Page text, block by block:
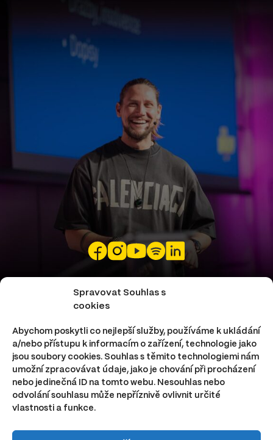
Spravovat Souhlas s
cookies
Abychom poskytli co nejlepší služby, používáme k ukládání
a/nebo přístupu k informacím o zařízení, technologie jako
jsou soubory cookies. Souhlas s těmito technologiemi nám
umožní zpracovávat údaje, jako je chování při procházení
nebo jedinečná ID na tomto webu. Nesouhlas nebo
odvolání souhlasu může nepříznivě ovlivnit určité
vlastnosti a funkce.
JS SHOW PRODUCTION S.R.O.
Rybná 716/24
110 00 Praha – Staré Město
IČ: 23433191
DIČ: CZ23433191
Podmínky užívání webu
Copyright © 2026 Juraj Sutoris — všechna práva